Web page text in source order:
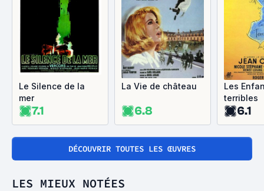
Le Silence de la
mer
7.1
La Vie de château
6.8
Les
terribles
6.1
DÉCOUVRIR TOUTES LES ŒUVRES
LES MIEUX NOTÉES